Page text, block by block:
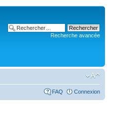
Recherche avancée
FAQ Connexion